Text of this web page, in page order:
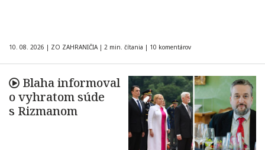
10. 08. 2026 | ZO ZAHRANIČIA | 2 min. čítania | 10 komentárov
Blaha informoval
o vyhratom súde
s Rizmanom